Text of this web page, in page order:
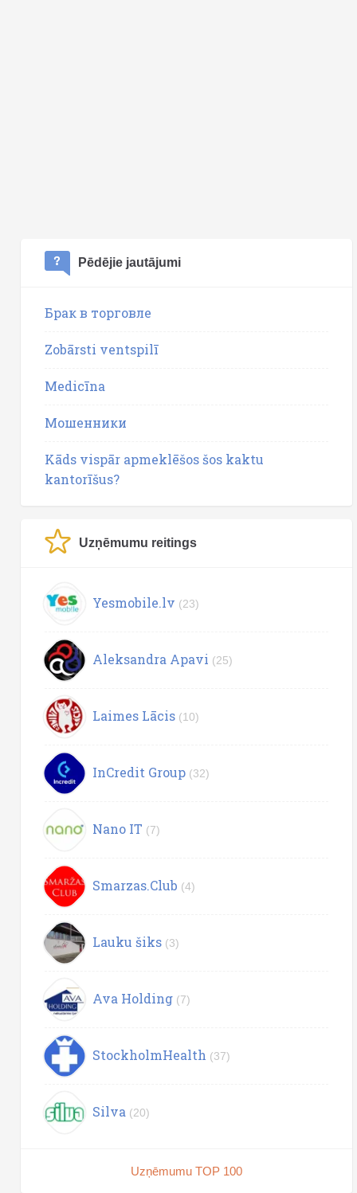
Pēdējie jautājumi
Брак в торговле
Zobārsti ventspilī
Medicīna
Мошенники
Kāds vispār apmeklēšos šos kaktu
kantorīšus?
Uzņēmumu reitings
Yesmobile.lv (23)
Aleksandra Apavi (25)
Laimes Lācis (10)
InCredit Group (32)
Nano IT (7)
Smarzas.Club (4)
Lauku šiks (3)
Ava Holding (7)
StockholmHealth (37)
Silva (20)
Uzņēmumu TOP 100